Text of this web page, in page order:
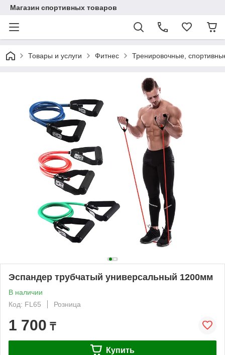
Магазин спортивных товаров
Товары и услуги Фитнес Тренировочные,
Эспандер трубчатый универсальный 1200мм
В наличии
Код: FL65
Розница
1 700 ₸
Купить